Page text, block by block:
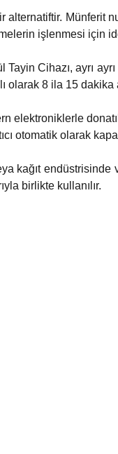
alternatiftir.
işlenmesi için
Tayin Cihazı, ayrı
olarak 8 ila 15 dakika
otomatik olarak
kağıt
birlikte kullanılır.